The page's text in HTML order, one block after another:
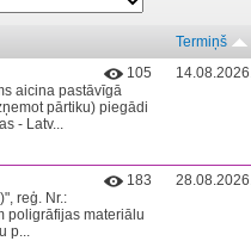
Termiņš
105
aicina pastāvīgā
pārtiku) piegādi
- Latv...
183
reģ. Nr.:
poligrāfijas materiālu
p...